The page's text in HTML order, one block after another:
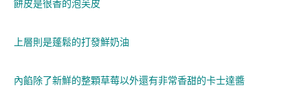
餅皮是很香的泡芙皮
上層則是蓬鬆的打發鮮奶油
內餡除了新鮮的整顆草莓以外還有非常香甜的卡士達醬